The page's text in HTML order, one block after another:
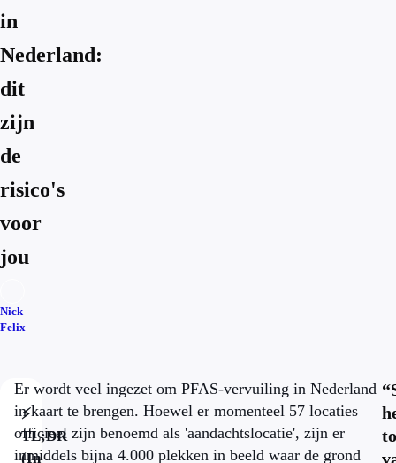
in
Nederland:
dit
zijn
de
risico's
voor
jou
Nick
Felix
⚡
TL;DR
(In
Er wordt veel ingezet om PFAS-vervuiling in Nederland
in kaart te brengen. Hoewel er momenteel 57 locaties
officieel zijn benoemd als 'aandachtslocatie', zijn er
inmiddels bijna 4.000 plekken in beeld waar de grond